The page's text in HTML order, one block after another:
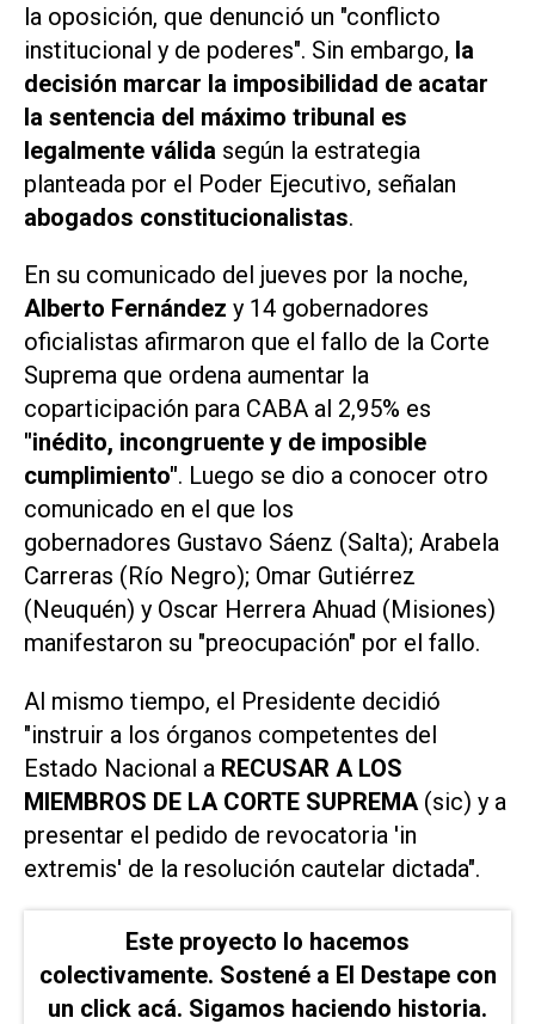
la oposición, que denunció un "conflicto
institucional y de poderes". Sin embargo, la
decisión marcar la imposibilidad de acatar
la sentencia del máximo tribunal es
legalmente válida según la estrategia
planteada por el Poder Ejecutivo, señalan
abogados constitucionalistas.
En su comunicado del jueves por la noche,
Alberto Fernández y 14 gobernadores
oficialistas afirmaron que el fallo de la Corte
Suprema que ordena aumentar la
coparticipación para CABA al 2,95% es
"inédito, incongruente y de imposible
cumplimiento". Luego se dio a conocer otro
comunicado en el que los
gobernadores Gustavo Sáenz (Salta); Arabela
Carreras (Río Negro); Omar Gutiérrez
(Neuquén) y Oscar Herrera Ahuad (Misiones)
manifestaron su "preocupación" por el fallo.
Al mismo tiempo, el Presidente decidió
"instruir a los órganos competentes del
Estado Nacional a RECUSAR A LOS
MIEMBROS DE LA CORTE SUPREMA(sic) y a
presentar el pedido de revocatoria 'in
extremis' de la resolución cautelar dictada".
Este proyecto lo hacemos
colectivamente. Sostené a El Destape con
un click acá. Sigamos haciendo historia.